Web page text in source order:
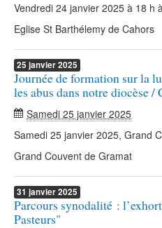
Vendredi 24 janvier 2025 à 18 h
Eglise St Barthélemy de Cahors
25 janvier2025
Journée de formation sur la
les abus dans notre diocèse
Samedi 25 janvier 2025
Samedi 25 janvier 2025, Grand
Grand Couvent de Gramat
31 janvier2025
Parcours synodalité :
Pasteurs"